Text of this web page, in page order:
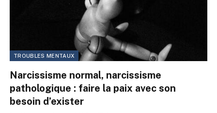
TROUBLES MENTAUX
Narcissisme normal, narcissisme
pathologique : faire la paix avec son
besoin d’exister